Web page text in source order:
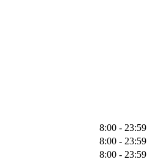
8:00 - 23:59
8:00 - 23:59
8:00 - 23:59